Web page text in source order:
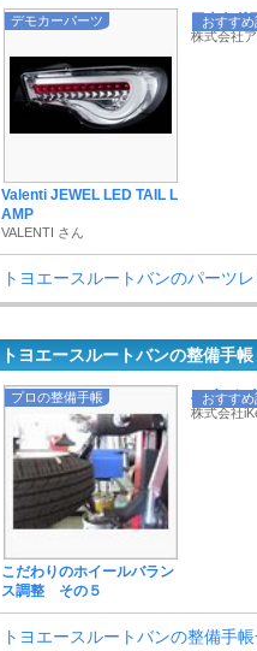
デモカーパーツ
Valenti JEWEL LED TAIL L
AMP
VALENTI さん
おすす
アウトド
株式会社
トヨエースルートバンのパーツ
トヨエースルートバンの整備手帳
プロの整備手帳
こだわりのホイールバラン
ス調整 その５
おすす
ハイエン
株式会社
トヨエースルートバンの整備手